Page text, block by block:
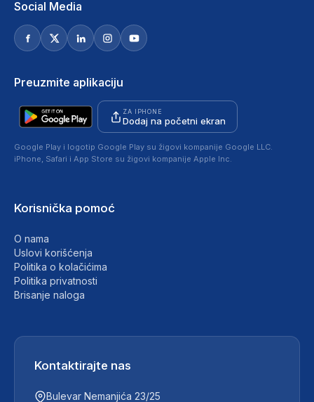
Social Media
Preuzmite aplikaciju
ZA IPHONE
Dodaj na početni ekran
Google Play i logotip Google Play su žigovi kompanije Google LLC.
iPhone, Safari i App Store su žigovi kompanije Apple Inc.
Korisnička pomoć
O nama
Uslovi korišćenja
Politika o kolačićima
Politika privatnosti
Brisanje naloga
Kontaktirajte nas
Bulevar Nemanjića 23/25